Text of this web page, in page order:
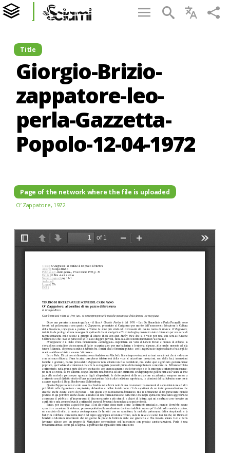
Title
Giorgio-Brizio-
zappatore-leo-
perla-Gazzetta-
Popolo-12-04-1972
Page of the network where the file is uploaded
O’ Zappatore, 1972